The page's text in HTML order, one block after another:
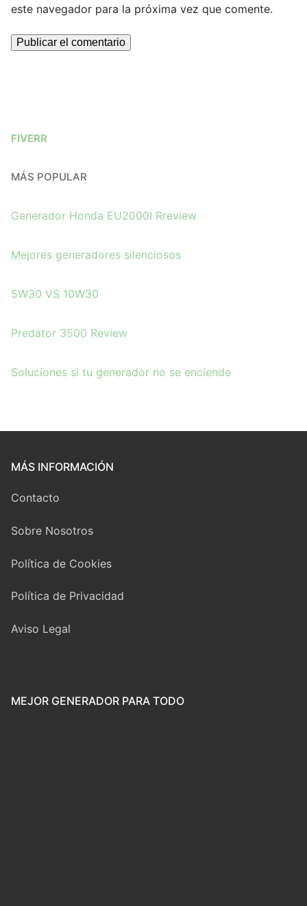
este navegador para la próxima vez que comente.
FIVERR
MÁS POPULAR
Generador Honda EU2000I Rreview
Mejores generadores silenciosos
5W30 VS 10W30
Predator 3500 Review
Soluciones si tu generador no se enciende
MÁS INFORMACIÓN
Contacto
Sobre Nosotros
Política de Cookies
Política de Privacidad
Aviso Legal
MEJOR GENERADOR PARA TODO